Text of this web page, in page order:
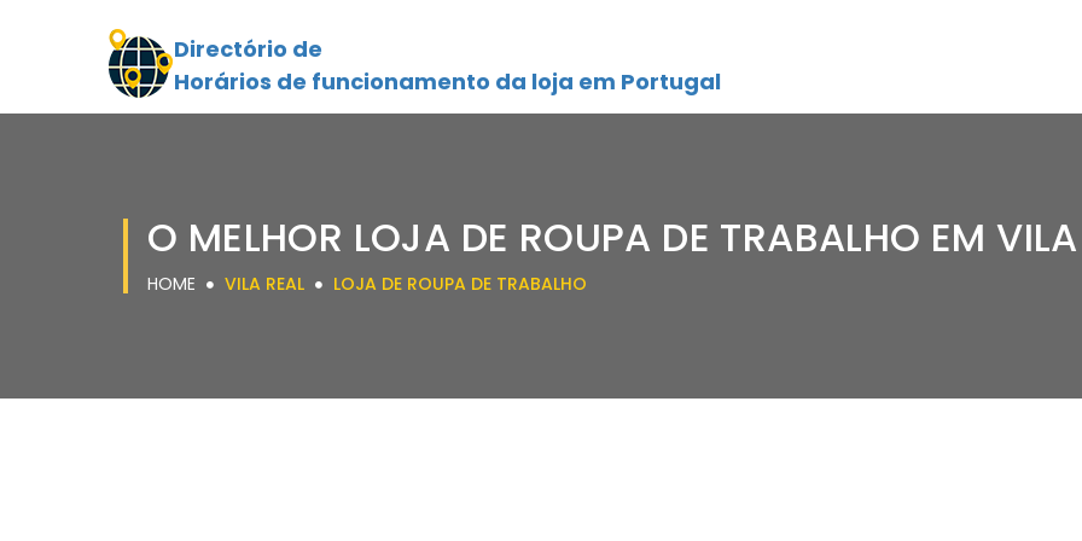
Directório de
Horários de funcionamento da loja em Portugal
O MELHOR LOJA DE ROUPA DE TRABALHO EM
HOME VILA REAL LOJA DE ROUPA DE TRABALHO